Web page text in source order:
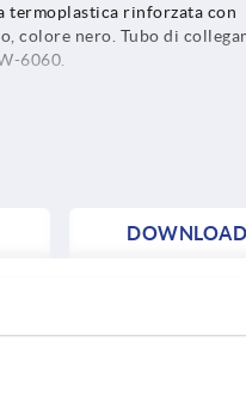
termoplastica rinforzata con
colore nero. Tubo di
6060.